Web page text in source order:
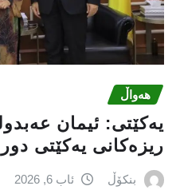
هەواڵ
یه‌كێتی: ئیمان
ریزه‌كانی یه‌كێتی
بنکۆڵ ئاب 6, 2026